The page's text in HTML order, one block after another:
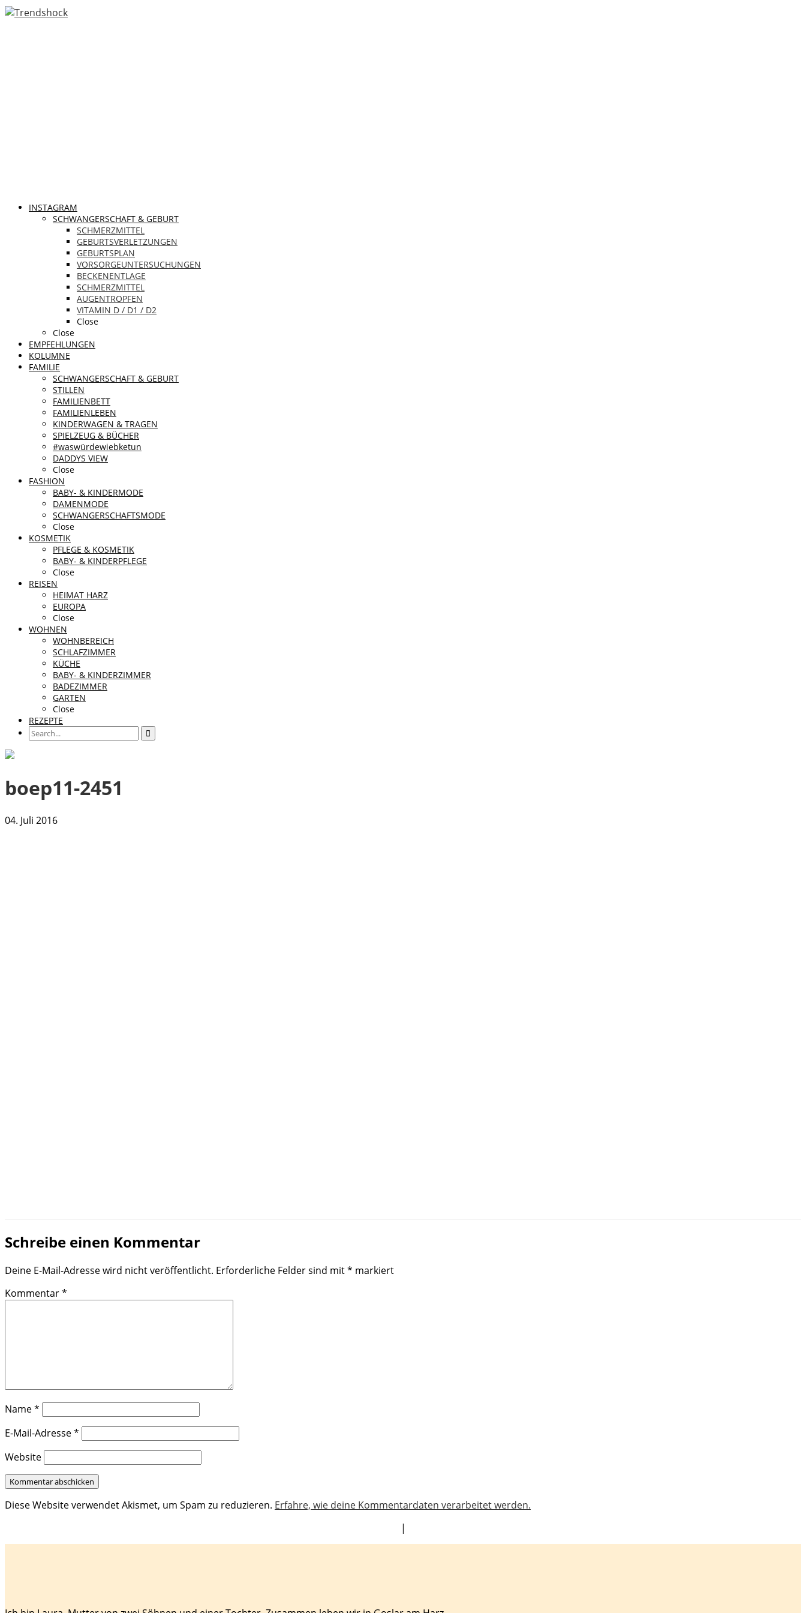
INSTAGRAM
SCHWANGERSCHAFT & GEBURT
SCHMERZMITTEL
GEBURTSVERLETZUNGEN
GEBURTSPLAN
VORSORGEUNTERSUCHUNGEN
BECKENENTLAGE
SCHMERZMITTEL
AUGENTROPFEN
VITAMIN D / D1 / D2
Close
Close
EMPFEHLUNGEN
KOLUMNE
FAMILIE
SCHWANGERSCHAFT & GEBURT
STILLEN
FAMILIENBETT
FAMILIENLEBEN
KINDERWAGEN & TRAGEN
SPIELZEUG & BÜCHER
#waswürdewiebketun
DADDYS VIEW
Close
FASHION
BABY- & KINDERMODE
DAMENMODE
SCHWANGERSCHAFTSMODE
Close
KOSMETIK
PFLEGE & KOSMETIK
BABY- & KINDERPFLEGE
Close
REISEN
HEIMAT HARZ
EUROPA
Close
WOHNEN
WOHNBEREICH
SCHLAFZIMMER
KÜCHE
BABY- & KINDERZIMMER
BADEZIMMER
GARTEN
Close
REZEPTE
boep11-2451
04. Juli 2016
Schreibe einen Kommentar
Deine E-Mail-Adresse wird nicht veröffentlicht. Erforderliche Felder sind mit* markiert
Kommentar*
Name*
E-Mail-Adresse*
Website
Diese Website verwendet Akismet, um Spam zu reduzieren. Erfahre, wie deine Kommentardaten verarbeitet werden.
|